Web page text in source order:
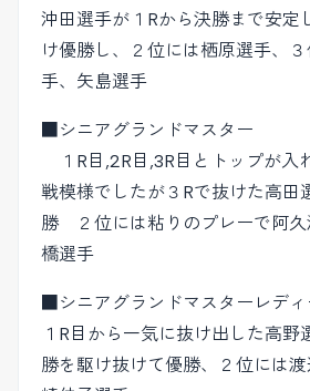
沖田選手が１Rから決勝まで安定
け優勝し、２位には栖原選手、
手、矢島選手
■シニアグランドマスター
１R目,2R目,3R目とトップが入
戦模様でしたが３Rで抜けた高田
勝 ２位には粘りのプレーで阿久
橋選手
■シニアグランドマスターレディ
１R目から一気に抜け出した高野
勝を駆け抜けて優勝、２位には